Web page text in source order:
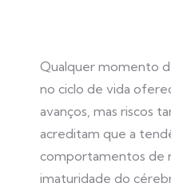
Qualquer momento
no ciclo de vida
avanços, mas riscos
acreditam que a
comportamentos de
imaturidade do